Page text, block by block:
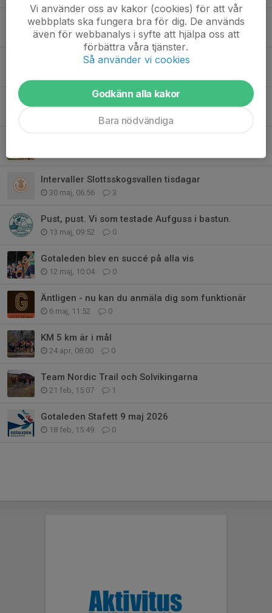
Sommarträningen
15 jun, 11:42 0
Ideellt arbete vs ersättning
Intervaller Slottsskogsvallen tisdagar
30 maj, 06:56 3
Pust, pust. Vi som testade Aufguss i bastun.
13 maj, 09:52 0
Gotaleden blev en succé på alla vis
12 maj, 10:04 0
Äntligen - nu kan du anmäla dig som funktionär
6 maj, 11:52 0
KM 5 km är i mål
24 apr, 08:00 0
Team Nordic Trail och Solvikingarna
21 feb, 15:07 1
Gotaleden Stafett 9 maj 2026
18 feb, 15:49 0
Vi använder oss av kakor (cookies) för att vår
webbplats ska fungera bra för dig. De används
även för webbanalys i syfte att hjälpa oss att
förbättra våra tjänster.
Så använder vi cookies
Godkänn alla kakor
Bara nödvändiga